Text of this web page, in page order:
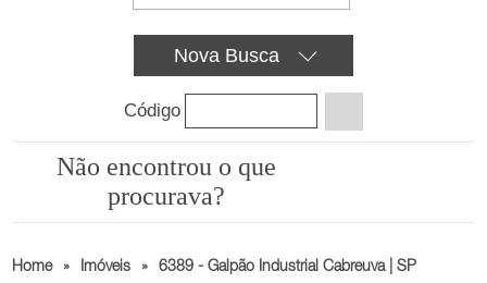
Nova Busca
Código
Não encontrou o que
procurava?
Home » Imóveis » 6389 - Galpão Industrial Cabreuva | SP